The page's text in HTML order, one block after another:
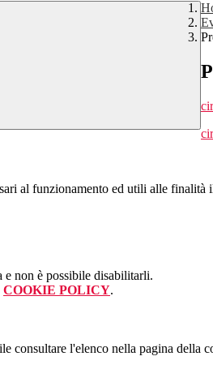
al funzionamento ed utili alle finalità
e non è possibile disabilitarli.
COOKIE POLICY.
consultare l'elenco nella pagina della